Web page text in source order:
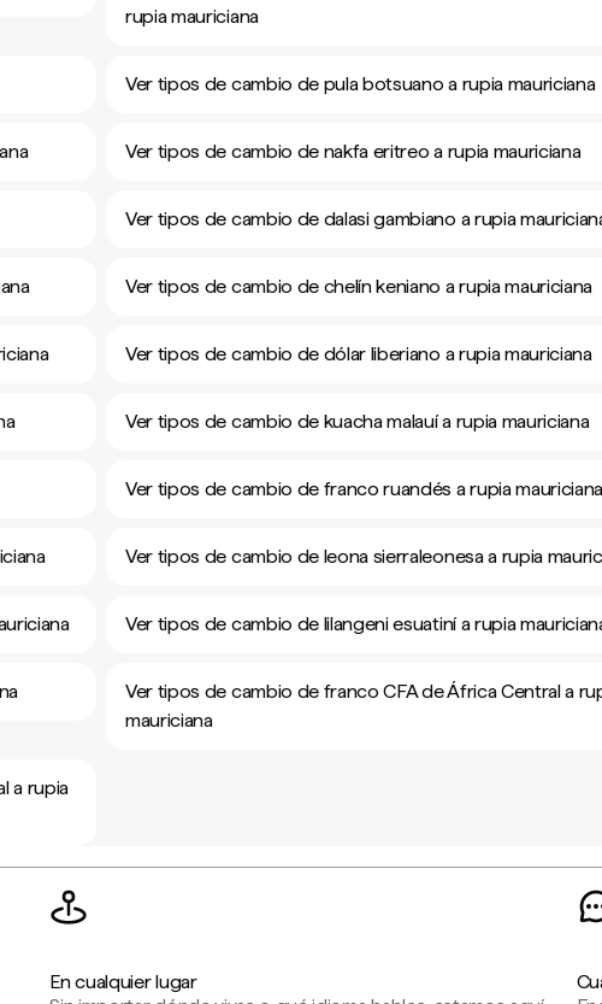
rupia mauriciana
Ver tipos de cambio de pula botsuano a rupia mauriciana
Ver tipos de cambio de nakfa eritreo a rupia mauriciana
Ver tipos de cambio de dalasi gambiano a rupia
Ver tipos de cambio de chelín keniano a rupia mauriciana
Ver tipos de cambio de dólar liberiano a rupia mauriciana
Ver tipos de cambio de kuacha malauí a rupia mauriciana
Ver tipos de cambio de franco ruandés a rupia
Ver tipos de cambio de leona sierraleonesa a rupia
Ver tipos de cambio de lilangeni esuatiní a rupia
Ver tipos de cambio de franco CFA de África Central a
mauriciana
a rupia
En cualquier lugar